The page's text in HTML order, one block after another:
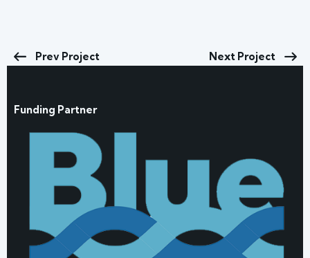
Prev Project Next Project
Funding Partner